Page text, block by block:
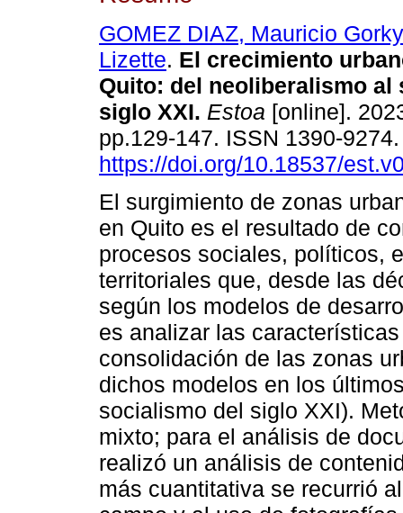
GOMEZ DIAZ, Mauricio Gorky
Lizette. El crecimiento
Quito: del neoliberalismo al
siglo XXI. Estoa [online].
pp.129-147. ISSN 1390-
https://doi.org/10.18537/
El surgimiento de zonas
en Quito es el resultado de
procesos sociales, políticos,
territoriales que, desde las
según los modelos de
es analizar las
consolidación de las zonas
dichos modelos en los
socialismo del siglo XXI).
mixto; para el análisis de
realizó un análisis de
más cuantitativa se recurrió